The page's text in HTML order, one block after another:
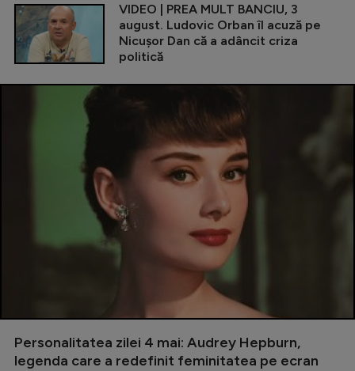
VIDEO | PREA MULT BANCIU, 3
august. Ludovic Orban îl acuză pe
Nicușor Dan că a adâncit criza
politică
Personalitatea zilei 4 mai: Audrey Hepburn,
legenda care a redefinit feminitatea pe ecran